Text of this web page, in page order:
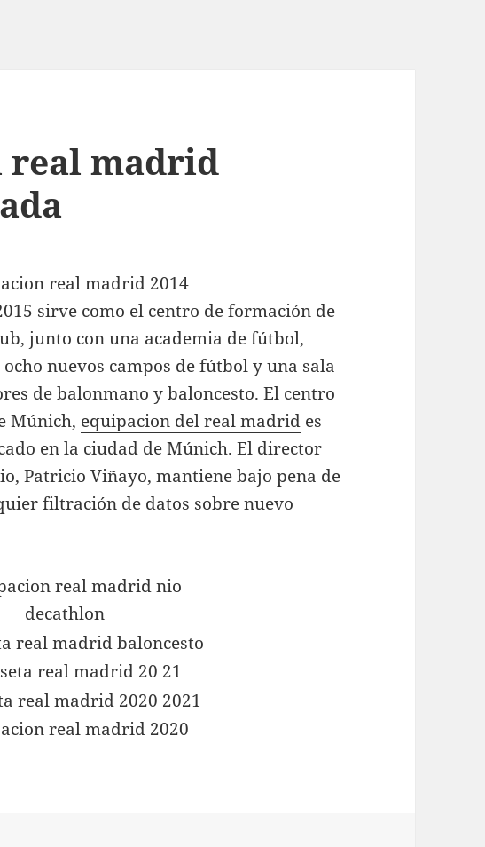
real madrid
sirve como el centro de formación de
junto con una academia de fútbol,
ocho nuevos campos de fútbol y una sala
de balonmano y baloncesto. El centro
Múnich, equipacion del real madrid es
en la ciudad de Múnich. El director
Patricio Viñayo, mantiene bajo pena de
filtración de datos sobre nuevo